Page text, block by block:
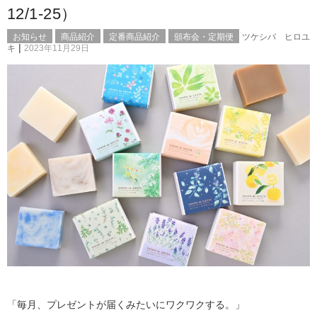
12/1-25）
お知らせ 商品紹介 定番商品紹介 頒布会・定期便
ツケシバ ヒロユ
キ | 2023年11月29日
「毎月、プレゼントが届くみたいにワクワクする。」